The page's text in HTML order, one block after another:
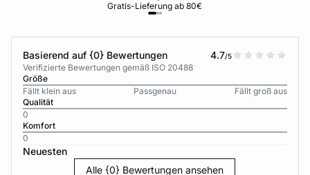
Gratis-Lieferung ab 80€
Basierend auf {0} Bewertungen 4.7/5
Verifizierte Bewertungen gemäß ISO 20488
Größe
Fällt klein aus
Passgenau
Fällt groß aus
Qualität
0
Komfort
0
Neuesten
Alle {0} Bewertungen ansehen